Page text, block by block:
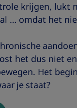
krijgen, lukt
… omdat het
het dus niet
Het
je staat?​